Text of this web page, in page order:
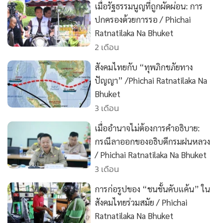
• อินโดจีน
• กองทุนรวม
• Celeb Online
• ญี่ปุ่น
• News1
• Gotomanager
เมื่อรัฐธรรมนูญที่ถูกผัดผ่อน: การ
ปกครองด้วยการรอ / Phichai
Ratnatilaka Na Bhuket
2 เดือน
สังคมไทยกับ “ทุพภิกขภัยทาง
ปัญญา” /Phichai Ratnatilaka Na
Bhuket
3 เดือน
เมื่ออำนาจไม่ต้องการคำอธิบาย:
กรณีลาออกของอธิบดีกรมฝนหลวง
/ Phichai Ratnatilaka Na Bhuket
3 เดือน
การก่อรูปของ “ชนชั้นคับแค้น” ใน
สังคมไทยร่วมสมัย / Phichai
Ratnatilaka Na Bhuket